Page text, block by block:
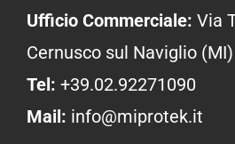
Ufficio Commerciale: Via
Cernusco sul Naviglio (MI)
Tel: +39.02.92271090
Mail: info@miprotek.it